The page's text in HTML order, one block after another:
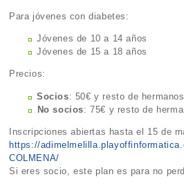
Para jóvenes con diabetes:
Jóvenes de 10 a 14 años
Jóvenes de 15 a 18 años
Precios:
Socios: 50€ y resto de hermanos
⁠No socios: 75€ y resto de
Inscripciones abiertas hasta el 15 de
https://
COLMENA/
Si eres socio, este plan es para no